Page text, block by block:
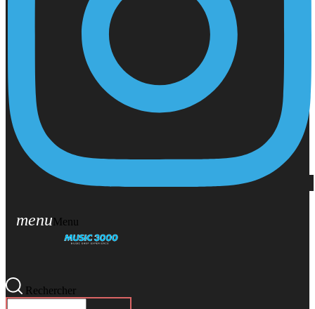
menuMenu
Rechercher